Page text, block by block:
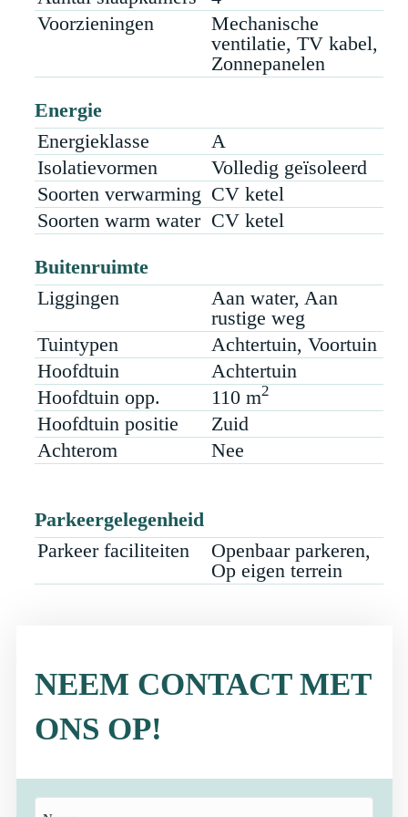
Voorzieningen
Mechanische
ventilatie, TV kabel,
Zonnepanelen
Energie
Energieklasse
A
Isolatievormen
Volledig geïsoleerd
Soorten verwarming CV ketel
Soorten warm water CV ketel
Buitenruimte
Liggingen
Aan water, Aan
rustige weg
Tuintypen
Achtertuin, Voortuin
Hoofdtuin
Achtertuin
Hoofdtuin opp.
110 m2
Hoofdtuin positie
Zuid
Achterom
Nee
Parkeergelegenheid
Parkeer faciliteiten
Openbaar parkeren,
Op eigen terrein
NEEM CONTACT MET
ONS OP!
Naam